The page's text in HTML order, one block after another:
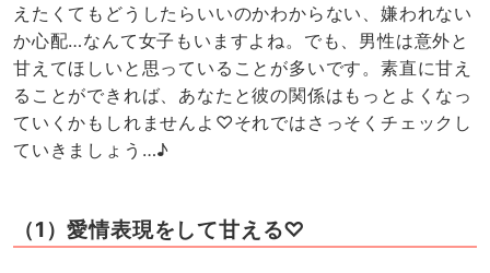
えたくてもどうしたらいいのかわからない、嫌われない
か心配…なんて女子もいますよね。でも、男性は意外と
甘えてほしいと思っていることが多いです。素直に甘え
ることができれば、あなたと彼の関係はもっとよくなっ
ていくかもしれませんよ♡それではさっそくチェックし
ていきましょう…♪
（1）愛情表現をして甘える♡